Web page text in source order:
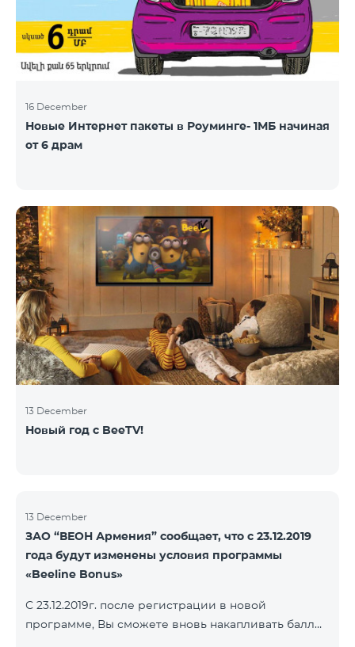
развитие стартап-экосистемы в Армении.
Программа позволяет превратить
технологические идеи и проекты прож
16 December
Новые Интернет пакеты в Роуминге- 1МБ начиная
от 6 драм
13 December
Новый год с BeeTV!
13 December
ЗАО “ВЕОН Армения” сообщает, что с 23.12.2019
года будут изменены условия программы
«Beeline Bonus»
С 23.12.2019г. после регистрации в новой
программе, Вы сможете вновь накапливать баллы